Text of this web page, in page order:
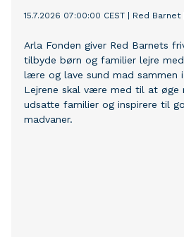
15.7.2026 07:00:00 CEST Red Barnet|
Arla Fonden giver Red Barnets
tilbyde børn og familier lejre
lære og lave sund mad sammen
Lejrene skal være med til at øge
udsatte familier og inspirere til
madvaner.